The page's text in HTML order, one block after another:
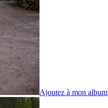
Ajoutez à mon album